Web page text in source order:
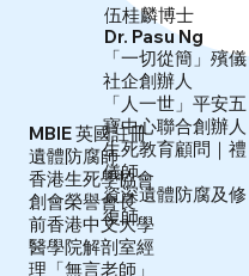
伍桂麟博士
「一切從簡」殯儀
社企創辦人
「人一世」平安五
寶中心聯合創辦人
生死教育顧問｜禮
儀師
資深遺體防腐及修
復師
MBIE 英國註冊
遺體防腐師
香港生死學協會
創會榮譽會長
前香港中文大學
醫學院解剖室經
理「無言老師」
Dr. Pasu Ng